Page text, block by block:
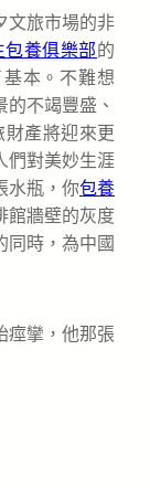
文旅市場的非
包養俱樂部的
本。不難想
不竭豐盛、
產將迎來更
們對美妙生涯
水瓶，你包養
館牆壁的灰度
同時，為中國
痙攣，他那張